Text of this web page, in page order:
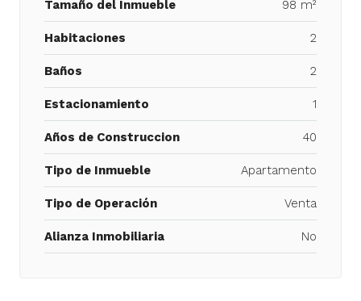
Tamaño del Inmueble 98 m²
Habitaciones 2
Baños 2
Estacionamiento 1
Años de Construccion 40
Tipo de Inmueble Apartamento
Tipo de Operación Venta
Alianza Inmobiliaria No